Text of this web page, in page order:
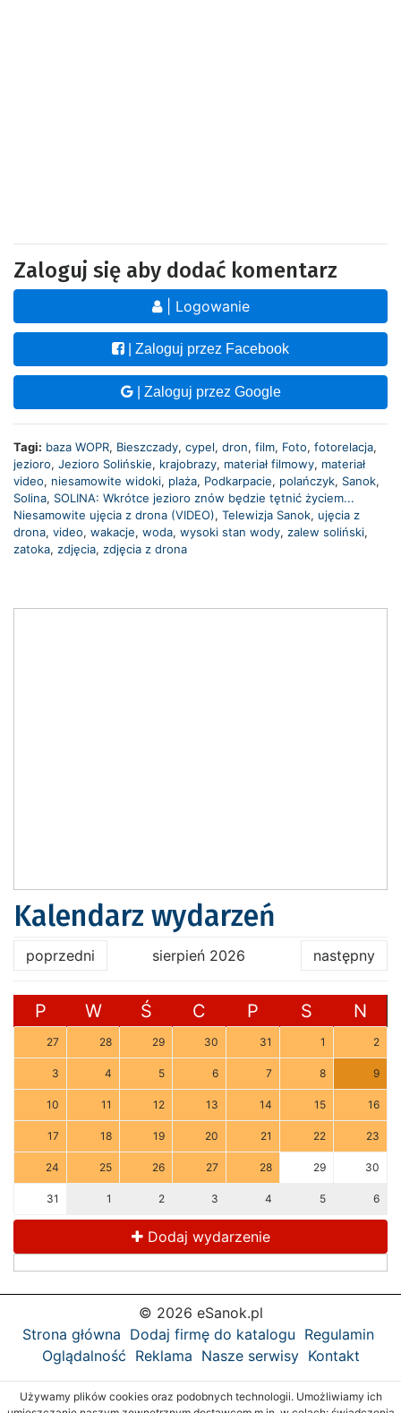
Zaloguj się aby dodać komentarz
| Logowanie
| Zaloguj przez Facebook
| Zaloguj przez Google
Tagi: baza WOPR, Bieszczady, cypel, dron, film, Foto, fotorelacja,
jezioro, Jezioro Solińskie, krajobrazy, materiał filmowy, materiał
video, niesamowite widoki, plaża, Podkarpacie, polańczyk, Sanok,
Solina, SOLINA: Wkrótce jezioro znów będzie tętnić życiem...
Niesamowite ujęcia z drona (VIDEO), Telewizja Sanok, ujęcia z
drona, video, wakacje, woda, wysoki stan wody, zalew soliński,
zatoka, zdjęcia, zdjęcia z drona
Kalendarz wydarzeń
poprzedni sierpień 2026 następny
P W Ś C P S N
27 28 29 30 31 1 2
3 4 5 6 7 8 9
10 11 12 13 14 15 16
17 18 19 20 21 22 23
24 25 26 27 28 29 30
31 1 2 3 4 5 6
Dodaj wydarzenie
© 2026 eSanok.pl
Strona główna Dodaj firmę do katalogu Regulamin
Oglądalność Reklama Nasze serwisy Kontakt
Używamy plików cookies oraz podobnych technologii. Umożliwiamy ich